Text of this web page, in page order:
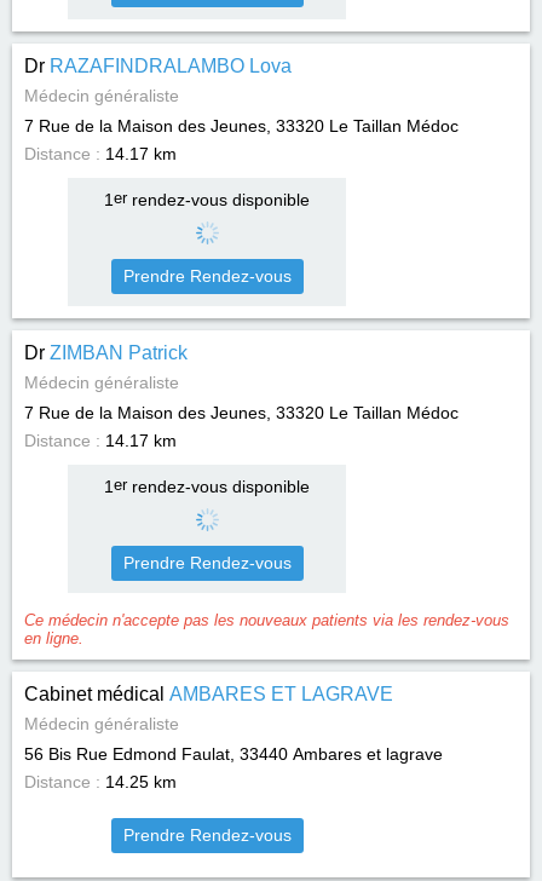
Dr RAZAFINDRALAMBO Lova
Médecin généraliste
7 Rue de la Maison des Jeunes, 33320 Le Taillan Médoc
Distance : 14.17 km
1 errendez-vous disponible
Prendre Rendez-vous
Dr ZIMBAN Patrick
Médecin généraliste
7 Rue de la Maison des Jeunes, 33320 Le Taillan Médoc
Distance : 14.17 km
1 errendez-vous disponible
Prendre Rendez-vous
Ce médecin n'accepte pas les nouveaux patients via les rendez-vous
en ligne.
Cabinet médical AMBARES ET LAGRAVE
Médecin généraliste
56 Bis Rue Edmond Faulat, 33440 Ambares et lagrave
Distance : 14.25 km
Prendre Rendez-vous